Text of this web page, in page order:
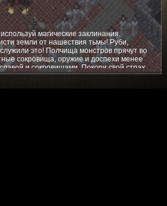
магические заклинания,
земли от нашествия тьмы! Руби,
это! Полчища монстров прячут во
сокровища, оружие и доспехи менее
и сокровищами. Покори свой страх,